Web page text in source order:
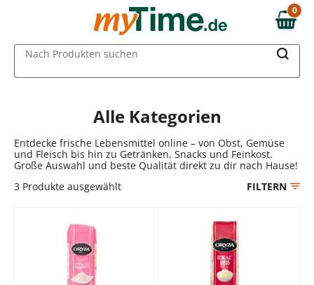
Zum Hauptinhalt springen
Zur Navigation springen
Zur Suche springen
0,00 €
0
Nach Produkten suchen
Alle Kategorien
Entdecke frische Lebensmittel online – von Obst, Gemüse
und Fleisch bis hin zu Getränken, Snacks und Feinkost.
Große Auswahl und beste Qualität direkt zu dir nach Hause!
3 Produkte ausgewählt FILTERN